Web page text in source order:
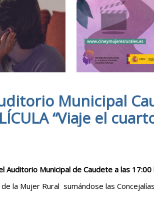
Municipal
“Viaje el
Auditorio Municipal de Caudete a las 17:00
la Mujer Rural sumándose las